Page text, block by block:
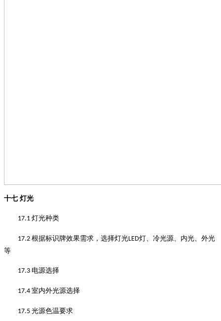
十七 灯光
17.1 灯光种类
17.2 根据标识牌效果需求，选择灯光LED灯、冷光源、内光、外光
等
17.3 电源选择
17.4 室内外光源选择
17.5 光源色温要求